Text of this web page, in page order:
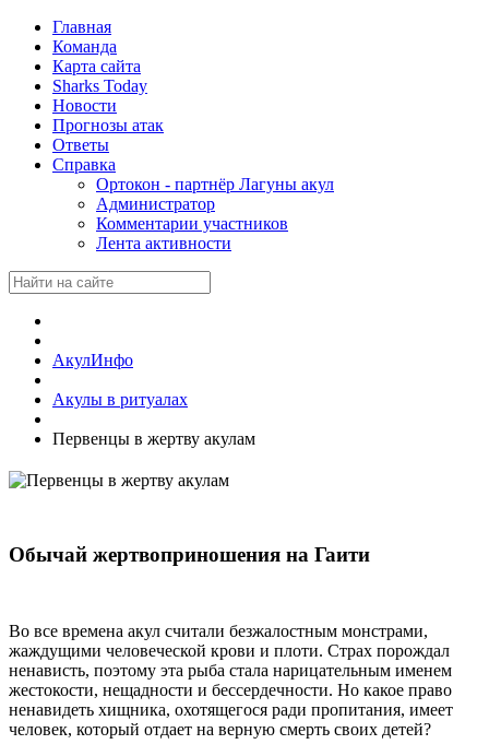
Главная
Команда
Карта сайта
Sharks Today
Новости
Прогнозы атак
Ответы
Справка
Ортокон - партнёр Лагуны акул
Администратор
Комментарии участников
Лента активности
АкулИнфо
Акулы в ритуалах
Первенцы в жертву акулам
Обычай жертвоприношения на Гаити
Во все времена акул считали безжалостным монстрами,
жаждущими человеческой крови и плоти. Страх порождал
ненависть, поэтому эта рыба стала нарицательным именем
жестокости, нещадности и бессердечности. Но какое право
ненавидеть хищника, охотящегося ради пропитания, имеет
человек, который отдает на верную смерть своих детей?